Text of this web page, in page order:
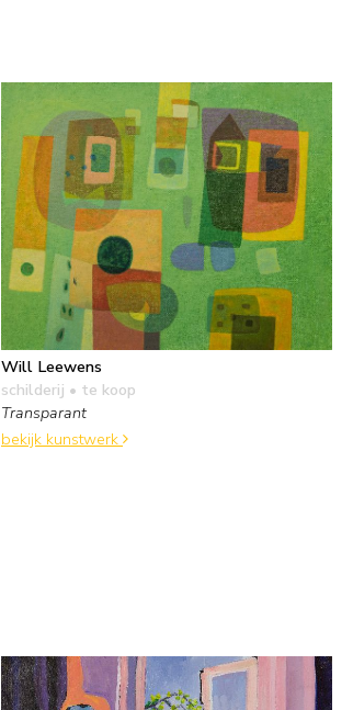
Will Leewens
schilderij • te koop
Transparant
bekijk kunstwerk